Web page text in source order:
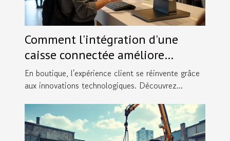
Comment l'intégration d'une
caisse connectée améliore
l'expérience client en boutique ?
En boutique, l'expérience client se réinvente grâce
aux innovations technologiques. Découvrez...